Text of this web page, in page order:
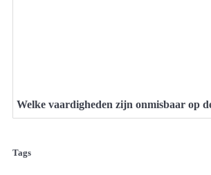
Welke vaardigheden zijn onmisbaar op
Tags